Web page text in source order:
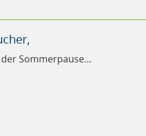
Sommerpause…